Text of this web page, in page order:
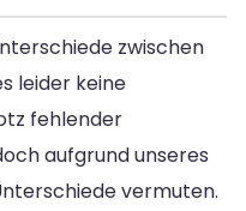
zwischen
leider keine
fehlender
aufgrund unseres
vermuten.